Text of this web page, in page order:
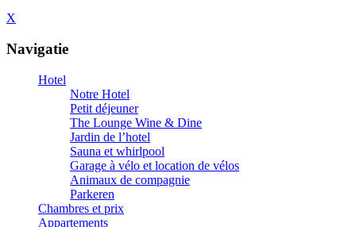
X
Navigatie
Hotel
Notre Hotel
Petit déjeuner
The Lounge Wine & Dine
Jardin de l’hotel
Sauna et whirlpool
Garage à vélo et location de vélos
Animaux de compagnie
Parkeren
Chambres et prix
Appartements